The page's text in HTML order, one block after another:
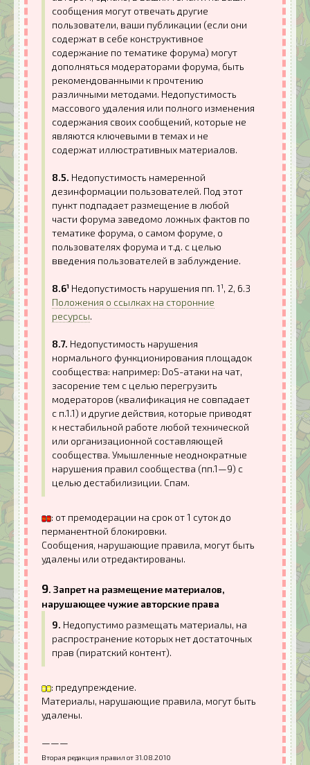
сообщения могут отвечать другие
пользователи, ваши публикации (если они
содержат в себе конструктивное
содержание по тематике форума) могут
дополняться модераторами форума, быть
рекомендованными к прочтению
различными методами. Недопустимость
массового удаления или полного изменения
содержания своих сообщений, которые не
являются ключевыми в темах и не
содержат иллюстративных материалов.
8.5. Недопустимость намеренной
дезинформации пользователей. Под этот
пункт подпадает размещение в любой
части форума заведомо ложных фактов по
тематике форума, о самом форуме, о
пользователях форума и т.д. с целью
введения пользователей в заблуждение.
8.6¹ Недопустимость нарушения пп. 1¹, 2, 6.3
Положения о ссылках на сторонние
ресурсы.
8.7. Недопустимость нарушения
нормального функционирования площадок
сообщества: например: DoS-атаки на чат,
засорение тем с целью перегрузить
модераторов (квалификация не совпадает
с п.1.1) и другие действия, которые приводят
к нестабильной работе любой технической
или организационной составляющей
сообщества. Умышленные неоднократные
нарушения правил сообщества (пп.1—9) с
целью дестабилизиции. Спам.
: от премодерации на срок от 1 суток до
перманентной блокировки.
Сообщения, нарушающие правила, могут быть
удалены или отредактированы.
9. Запрет на размещение материалов,
нарушающее чужие авторские права
9. Недопустимо размещать материалы, на
распространение которых нет достаточных
прав (пиратский контент).
: предупреждение.
Материалы, нарушающие правила, могут быть
удалены.
———
Вторая редакция правил от 31.08.2010